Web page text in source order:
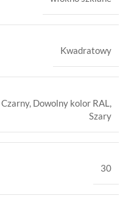
Kwadratowy
Czarny, Dowolny kolor RAL,
Szary
30